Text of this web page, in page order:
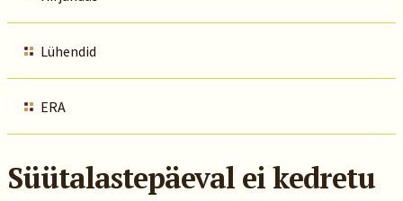
Lühendid
ERA
Süütalastepäeval ei kedretu